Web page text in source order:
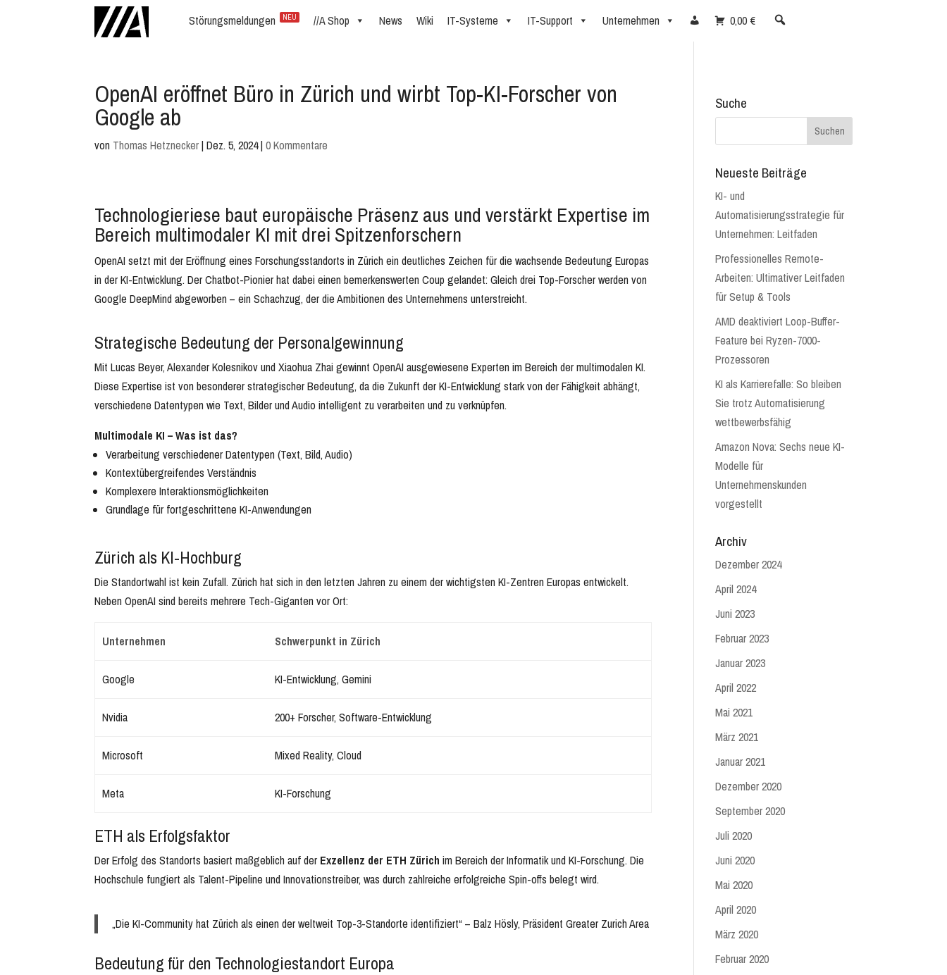
Störungsmeldungen NEU //A Shop News Wiki IT-Systeme IT-Support Unternehmen 0,00 €
OpenAI eröffnet Büro in Zürich und wirbt Top-KI-Forscher von
Google ab
von Thomas Hetznecker|Dez. 5, 2024|0 Kommentare
Technologieriese baut europäische Präsenz aus und verstärkt Expertise im
Bereich multimodaler KI mit drei Spitzenforschern
OpenAI setzt mit der Eröffnung eines Forschungsstandorts in Zürich ein deutliches Zeichen für die wachsende Bedeutung Europas
in der KI-Entwicklung. Der Chatbot-Pionier hat dabei einen bemerkenswerten Coup gelandet: Gleich drei Top-Forscher werden von
Google DeepMind abgeworben – ein Schachzug, der die Ambitionen des Unternehmens unterstreicht.
Strategische Bedeutung der Personalgewinnung
Mit Lucas Beyer, Alexander Kolesnikov und Xiaohua Zhai gewinnt OpenAI ausgewiesene Experten im Bereich der multimodalen KI.
Diese Expertise ist von besonderer strategischer Bedeutung, da die Zukunft der KI-Entwicklung stark von der Fähigkeit abhängt,
verschiedene Datentypen wie Text, Bilder und Audio intelligent zu verarbeiten und zu verknüpfen.
Multimodale KI – Was ist das?
Verarbeitung verschiedener Datentypen (Text, Bild, Audio)
Kontextübergreifendes Verständnis
Komplexere Interaktionsmöglichkeiten
Grundlage für fortgeschrittene KI-Anwendungen
Zürich als KI-Hochburg
Die Standortwahl ist kein Zufall. Zürich hat sich in den letzten Jahren zu einem der wichtigsten KI-Zentren Europas entwickelt.
Neben OpenAI sind bereits mehrere Tech-Giganten vor Ort:
Unternehmen Schwerpunkt in Zürich
Google KI-Entwicklung, Gemini
Nvidia 200+ Forscher, Software-Entwicklung
Microsoft Mixed Reality, Cloud
Meta KI-Forschung
ETH als Erfolgsfaktor
Der Erfolg des Standorts basiert maßgeblich auf der Exzellenz der ETH Zürich im Bereich der Informatik und KI-Forschung. Die
Hochschule fungiert als Talent-Pipeline und Innovationstreiber, was durch zahlreiche erfolgreiche Spin-offs belegt wird.
„Die KI-Community hat Zürich als einen der weltweit Top-3-Standorte identifiziert“ – Balz Hösly, Präsident Greater Zurich Area
Bedeutung für den Technologiestandort Europa
Suche
Neueste Beiträge
KI- und
Automatisierungsstrategie für
Unternehmen: Leitfaden
Professionelles Remote-
Arbeiten: Ultimativer Leitfaden
für Setup & Tools
AMD deaktiviert Loop-Buffer-
Feature bei Ryzen-7000-
Prozessoren
KI als Karrierefalle: So bleiben
Sie trotz Automatisierung
wettbewerbsfähig
Amazon Nova: Sechs neue KI-
Modelle für
Unternehmenskunden
vorgestellt
Archiv
Dezember 2024
April 2024
Juni 2023
Februar 2023
Januar 2023
April 2022
Mai 2021
März 2021
Januar 2021
Dezember 2020
September 2020
Juli 2020
Juni 2020
Mai 2020
April 2020
März 2020
Februar 2020